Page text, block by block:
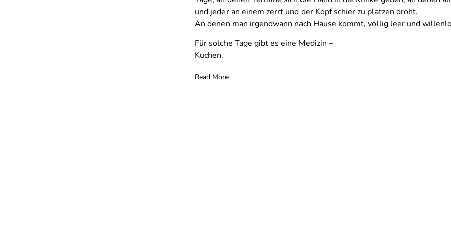
und jeder an einem zerrt und der Kopf schier zu platzen droht.
An denen man irgendwann nach Hause kommt, völlig leer und
Für solche Tage gibt es eine Medizin –
Kuchen.
Read More